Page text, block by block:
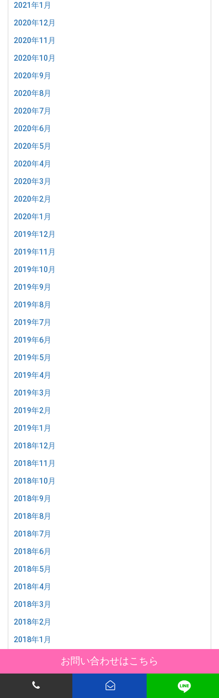
2021年1月
2020年12月
2020年11月
2020年10月
2020年9月
2020年8月
2020年7月
2020年6月
2020年5月
2020年4月
2020年3月
2020年2月
2020年1月
2019年12月
2019年11月
2019年10月
2019年9月
2019年8月
2019年7月
2019年6月
2019年5月
2019年4月
2019年3月
2019年2月
2019年1月
2018年12月
2018年11月
2018年10月
2018年9月
2018年8月
2018年7月
2018年6月
2018年5月
2018年4月
2018年3月
2018年2月
2018年1月
2017年11月
お問い合わせはこちら